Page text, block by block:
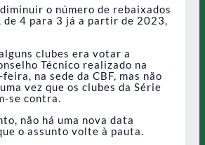
o número de rebaixados
de 4 para 3 já a partir de 2023,
clubes era votar a
Técnico realizado na
na sede da CBF, mas não
vez que os clubes da Série
se contra.
não há uma nova data
o assunto volte à pauta.